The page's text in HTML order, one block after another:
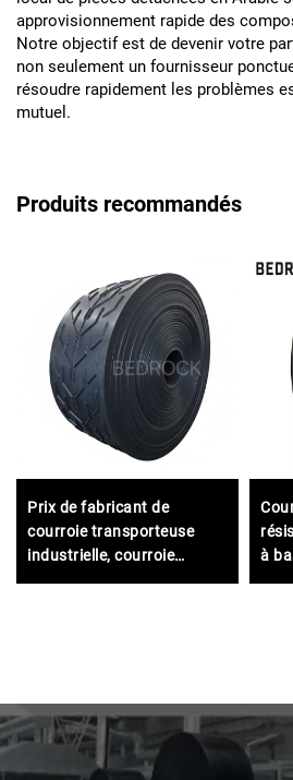
approvisionnement rapide des
Notre objectif est de devenir votre
non seulement un fournisseur
résoudre rapidement les problèmes
mutuel.
Produits recommandés
Prix de fabricant de
courroie transporteuse
industrielle, courroie
à